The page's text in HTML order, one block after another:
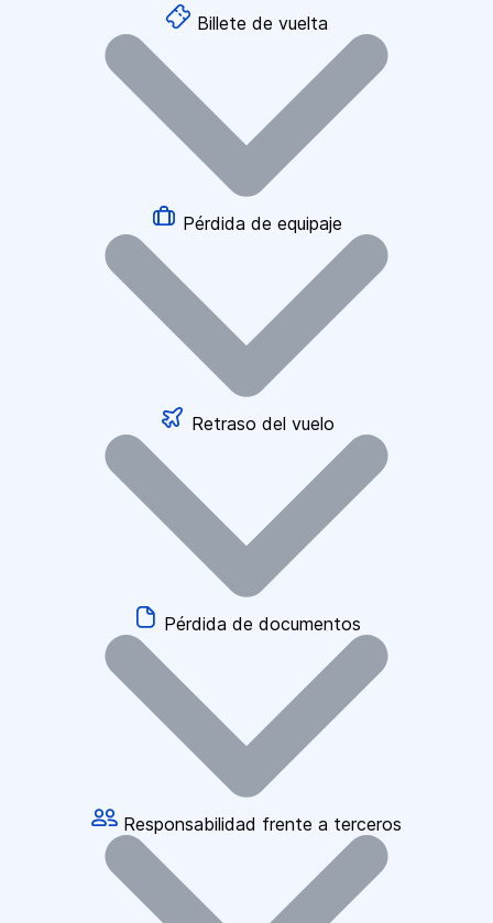
Billete de vuelta
Pérdida de equipaje
Retraso del vuelo
Pérdida de documentos
Responsabilidad frente a terceros